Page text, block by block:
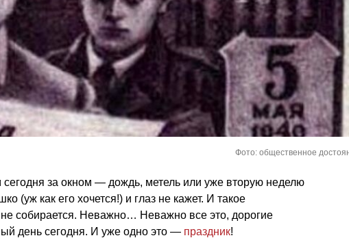
Фото: общественное
сегодня за окном — дождь, метель или уже вторую неделю
(уж как его хочется!) и глаз не кажет. И такое
не собирается. Неважно… Неважно все это, дорогие
день сегодня. И уже одно это — праздник!